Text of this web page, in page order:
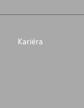
Kariéra